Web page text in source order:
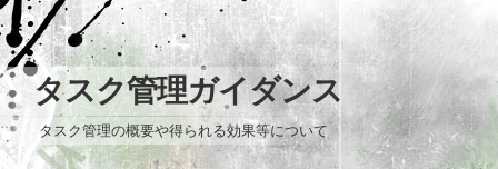
タスク管理ガイダンス
タスク管理の概要や得られる効果等について